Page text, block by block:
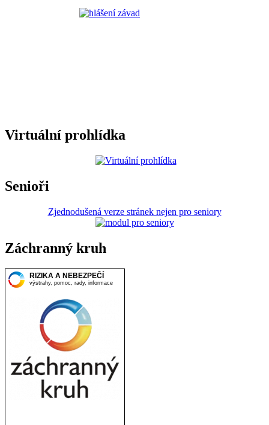
Virtuální prohlídka
Senioři
Zjednodušená verze stránek nejen pro seniory
Záchranný kruh